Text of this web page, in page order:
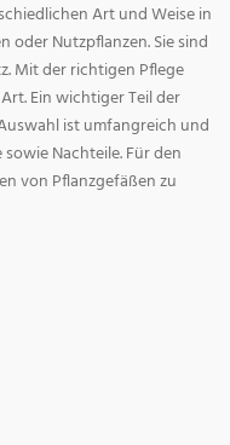
Art und Weise in
oder Nutzpflanzen. Sie sind
Mit der richtigen Pflege
Ein wichtiger Teil der
ist umfangreich und
Nachteile. Für den
von Pflanzgefäßen zu